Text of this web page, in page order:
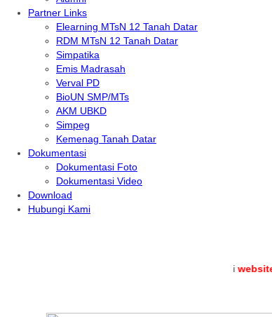
Partner Links
Elearning MTsN 12 Tanah Datar
RDM MTsN 12 Tanah Datar
Simpatika
Emis Madrasah
Verval PD
BioUN SMP/MTs
AKM UBKD
Simpeg
Kemenag Tanah Datar
Dokumentasi
Dokumentasi Foto
Dokumentasi Video
Download
Hubungi Kami
website resmi